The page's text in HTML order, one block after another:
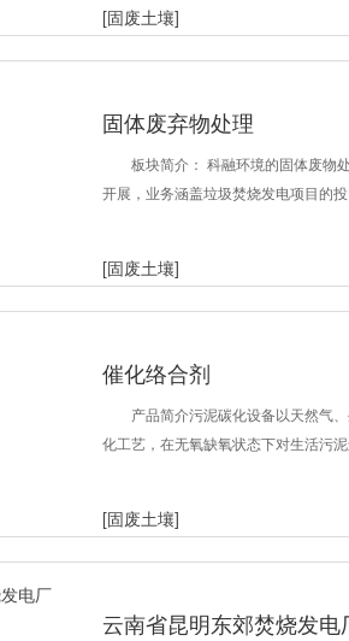
[固废土壤]
固体废弃物处理
板块简介： 科融环境的固体废物
开展，业务涵盖垃圾焚烧发电项目的
[固废土壤]
催化络合剂
产品简介污泥碳化设备以天然气
化工艺，在无氧缺氧状态下对生活污
[固废土壤]
云南省昆明东郊焚烧发